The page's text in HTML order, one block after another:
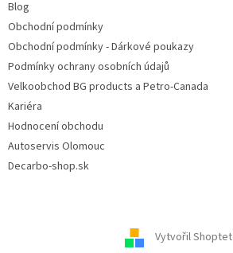
Blog
Obchodní podmínky
Obchodní podmínky - Dárkové poukazy
Podmínky ochrany osobních údajů
Velkoobchod BG products a Petro-Canada
Kariéra
Hodnocení obchodu
Autoservis Olomouc
Decarbo-shop.sk
Vytvořil Shoptet